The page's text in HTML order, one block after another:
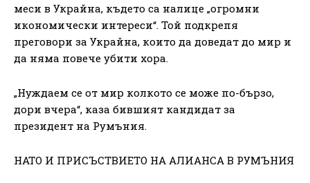
меси в Украйна, където са налице „огромни
икономически интереси“. Той подкрепя
преговори за Украйна, които да доведат до мир и
да няма повече убити хора.
„Нуждаем се от мир колкото се може по-бързо,
дори вчера“, каза бившият кандидат за
президент на Румъния.
НАТО И ПРИСЪСТВИЕТО НА АЛИАНСА В РУМЪНИЯ